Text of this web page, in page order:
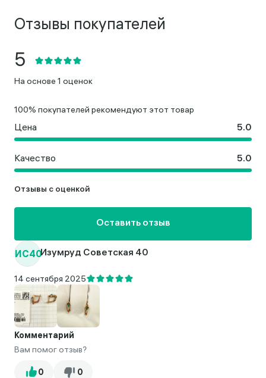
Отзывы покупателей
ИС40Изумруд Советская 40
14 сентября 2025
Комментарий
Вам помог отзыв?
На основе 1 оценок
100% покупателей рекомендуют этот товар
Цена
Качество
Отзывы с оценкой
Оставить отзыв